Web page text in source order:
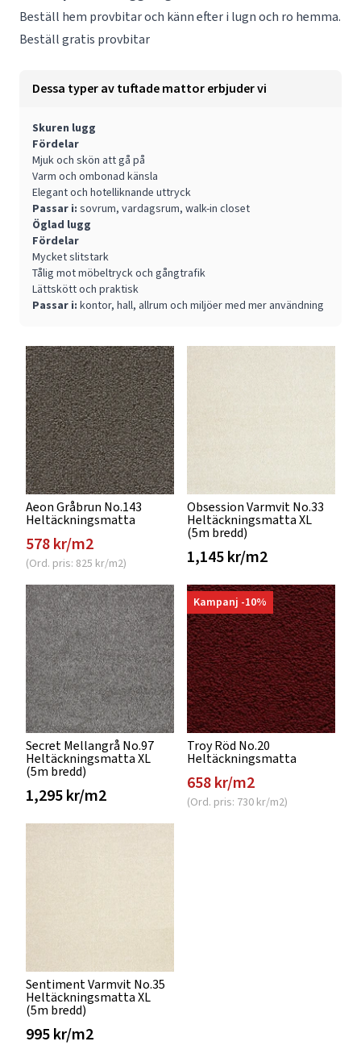
Beställ hem provbitar och känn efter i lugn och ro hemma.
Beställ gratis provbitar
Dessa typer av tuftade mattor erbjuder vi
Skuren lugg
Fördelar
Mjuk och skön att gå på
Varm och ombonad känsla
Elegant och hotelliknande uttryck
Passar i: sovrum, vardagsrum, walk-in closet
Öglad lugg
Fördelar
Mycket slitstark
Tålig mot möbeltryck och gångtrafik
Lättskött och praktisk
Passar i: kontor, hall, allrum och miljöer med mer användning
Aeon Gråbrun No.143
Heltäckningsmatta
578 kr/m2
(Ord. pris: 825 kr/m2)
Obsession Varmvit No.33
Heltäckningsmatta XL
(5m bredd)
1,145 kr/m2
Secret Mellangrå No.97
Heltäckningsmatta XL
(5m bredd)
1,295 kr/m2
Kampanj -10%
Troy Röd No.20
Heltäckningsmatta
658 kr/m2
(Ord. pris: 730 kr/m2)
Sentiment Varmvit No.35
Heltäckningsmatta XL
(5m bredd)
995 kr/m2